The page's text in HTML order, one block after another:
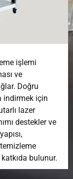
işlemi
ve
Doğru
indirmek için
lazer
destekler ve
bulunur.